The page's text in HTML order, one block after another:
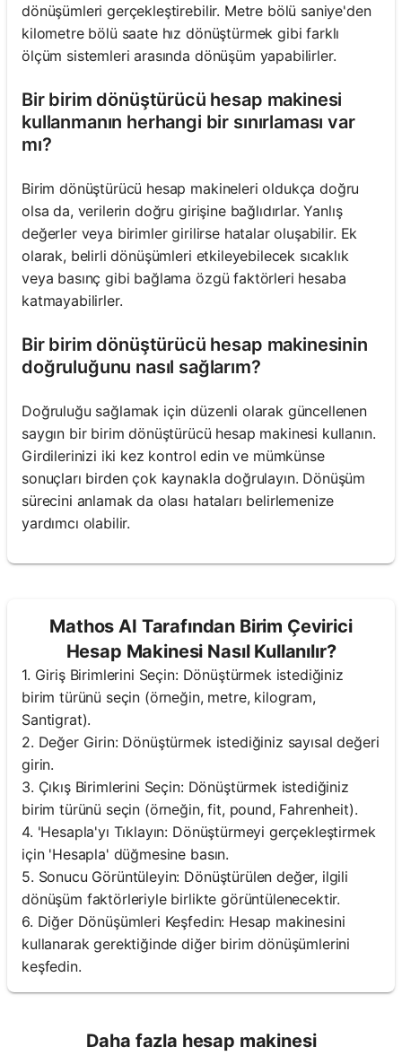
dönüşümleri gerçekleştirebilir. Metre bölü saniye'den
kilometre bölü saate hız dönüştürmek gibi farklı
ölçüm sistemleri arasında dönüşüm yapabilirler.
Bir birim dönüştürücü hesap makinesi
kullanmanın herhangi bir sınırlaması var
mı?
Birim dönüştürücü hesap makineleri oldukça doğru
olsa da, verilerin doğru girişine bağlıdırlar. Yanlış
değerler veya birimler girilirse hatalar oluşabilir. Ek
olarak, belirli dönüşümleri etkileyebilecek sıcaklık
veya basınç gibi bağlama özgü faktörleri hesaba
katmayabilirler.
Bir birim dönüştürücü hesap makinesinin
doğruluğunu nasıl sağlarım?
Doğruluğu sağlamak için düzenli olarak güncellenen
saygın bir birim dönüştürücü hesap makinesi kullanın.
Girdilerinizi iki kez kontrol edin ve mümkünse
sonuçları birden çok kaynakla doğrulayın. Dönüşüm
sürecini anlamak da olası hataları belirlemenize
yardımcı olabilir.
Mathos AI Tarafından Birim Çevirici
Hesap Makinesi Nasıl Kullanılır?
1. Giriş Birimlerini Seçin: Dönüştürmek istediğiniz
birim türünü seçin (örneğin, metre, kilogram,
Santigrat).
2. Değer Girin: Dönüştürmek istediğiniz sayısal değeri
girin.
3. Çıkış Birimlerini Seçin: Dönüştürmek istediğiniz
birim türünü seçin (örneğin, fit, pound, Fahrenheit).
4. 'Hesapla'yı Tıklayın: Dönüştürmeyi gerçekleştirmek
için 'Hesapla' düğmesine basın.
5. Sonucu Görüntüleyin: Dönüştürülen değer, ilgili
dönüşüm faktörleriyle birlikte görüntülenecektir.
6. Diğer Dönüşümleri Keşfedin: Hesap makinesini
kullanarak gerektiğinde diğer birim dönüşümlerini
keşfedin.
Daha fazla hesap makinesi